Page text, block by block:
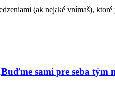
(ak nejaké vnímaš),
sami pre seba tým